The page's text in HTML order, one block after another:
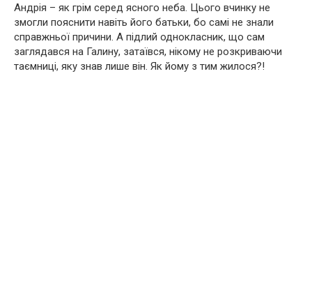
Андрія – як грім серед ясного неба. Цього вчинку не
змогли пояснити навіть його батьки, бо самі не знали
справжньої причини. А підлий однокласник, що сам
заглядався на Галину, затаївся, нікому не розкриваючи
таємниці, яку знав лише він. Як йому з тим жилося?!